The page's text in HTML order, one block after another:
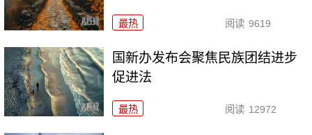
最热 阅读 9619
国新办发布会聚焦民族团结进步
促进法
最热 阅读 12972